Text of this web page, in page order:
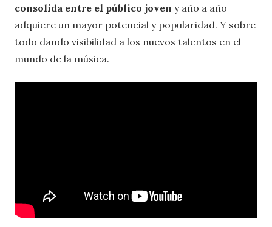
consolida entre el público joven y año a año
adquiere un mayor potencial y popularidad. Y sobre
todo dando visibilidad a los nuevos talentos en el
mundo de la música.